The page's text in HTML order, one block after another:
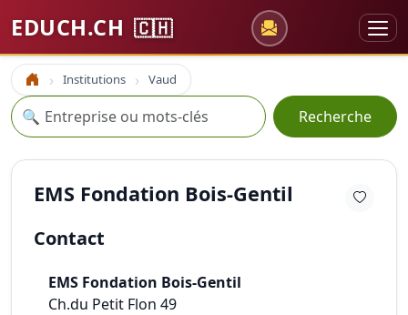
EDUCH.CH 🇨🇭
Accueil Institutions Vaud
Recherche
🔍 Recherche
EMS Fondation Bois-Gentil
Contact
EMS Fondation Bois-Gentil
Ch.du Petit Flon 49